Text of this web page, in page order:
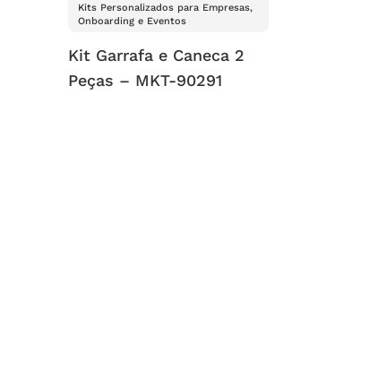
Kits Personalizados para Empresas,
Onboarding e Eventos
Kit Garrafa e Caneca 2
Peças – MKT-90291